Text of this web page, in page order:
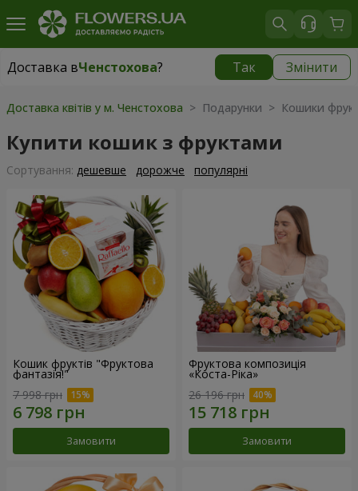
Доставка вЧенстохова? Так Змінити
Доставка вЧенстохова| безкоштовно
Доставка квітів у м. Ченстохова > Подарунки > Кошики
Купити кошик з фруктами
Сортування: дешевше дорожче популярні
Кошик фруктів "Фруктова
фантазія!"
7 998 грн
Замовити
Фруктова композиція
«Коста-Ріка»
26 196 грн
Замовити